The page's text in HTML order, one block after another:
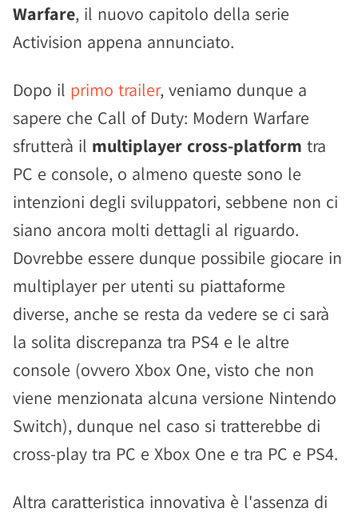
Warfare, il nuovo capitolo della serie
Activision appena annunciato.
Dopo il primo trailer, veniamo dunque a
sapere che Call of Duty: Modern Warfare
sfrutterà il multiplayer cross-platform tra
PC e console, o almeno queste sono le
intenzioni degli sviluppatori, sebbene non ci
siano ancora molti dettagli al riguardo.
Dovrebbe essere dunque possibile giocare in
multiplayer per utenti su piattaforme
diverse, anche se resta da vedere se ci sarà
la solita discrepanza tra PS4 e le altre
console (ovvero Xbox One, visto che non
viene menzionata alcuna versione Nintendo
Switch), dunque nel caso si tratterebbe di
cross-play tra PC e Xbox One e tra PC e PS4.
Altra caratteristica innovativa è l'assenza di